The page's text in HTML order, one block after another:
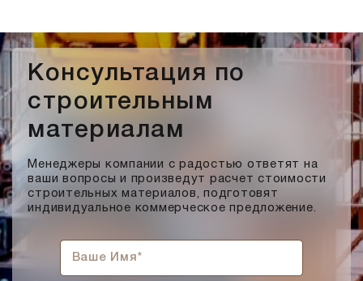
Консультация по
строительным
материалам
Менеджеры компании с радостью ответят на
ваши вопросы и произведут расчет стоимости
строительных материалов, подготовят
индивидуальное коммерческое предложение.